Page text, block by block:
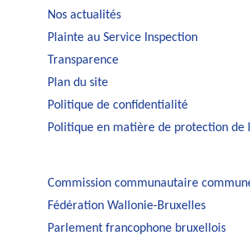
Nos actualités
Plainte au Service Inspection
Transparence
Plan du site
Politique de confidentialité
Politique en matière de protection de
Commission communautaire
Fédération Wallonie-Bruxelles
Parlement francophone bruxellois